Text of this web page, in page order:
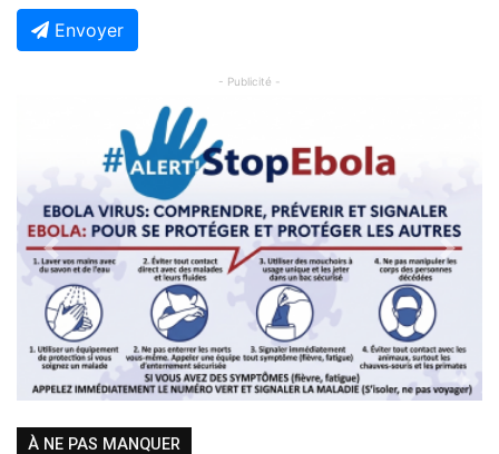
Envoyer
- Publicité -
Previous Next
À NE PAS MANQUER